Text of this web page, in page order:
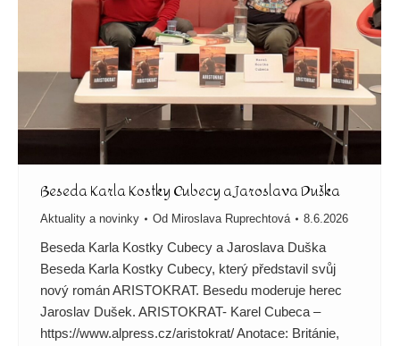
Beseda Karla Kostky Cubecy a Jaroslava Duška
Aktuality a novinky Od Miroslava Ruprechtová 8.6.2026
Beseda Karla Kostky Cubecy a Jaroslava Duška
Beseda Karla Kostky Cubecy, který představil svůj
nový román ARISTOKRAT. Besedu moderuje herec
Jaroslav Dušek. ARISTOKRAT- Karel Cubeca –
https://www.alpress.cz/aristokrat/ Anotace: Británie,